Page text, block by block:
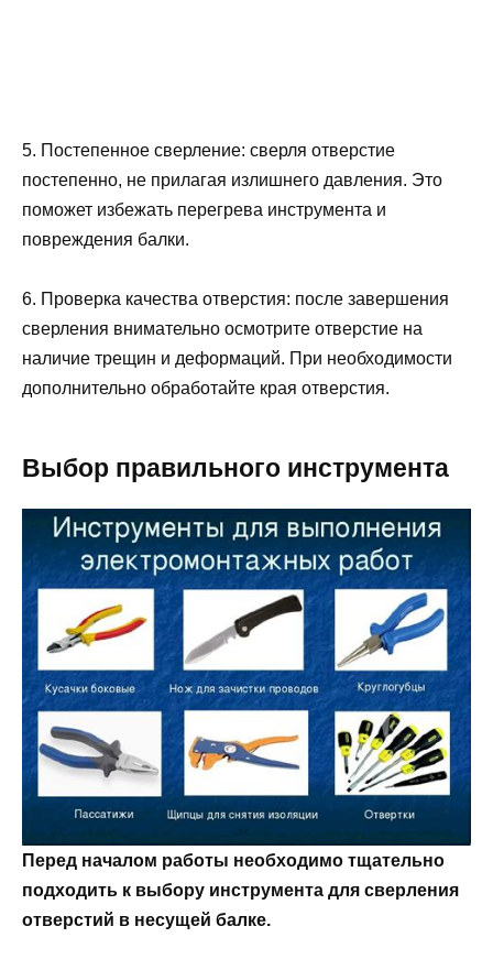
5. Постепенное сверление: сверля отверстие
постепенно, не прилагая излишнего давления. Это
поможет избежать перегрева инструмента и
повреждения балки.
6. Проверка качества отверстия: после завершения
сверления внимательно осмотрите отверстие на
наличие трещин и деформаций. При необходимости
дополнительно обработайте края отверстия.
Выбор правильного инструмента
Перед началом работы необходимо тщательно
подходить к выбору инструмента для сверления
отверстий в несущей балке.